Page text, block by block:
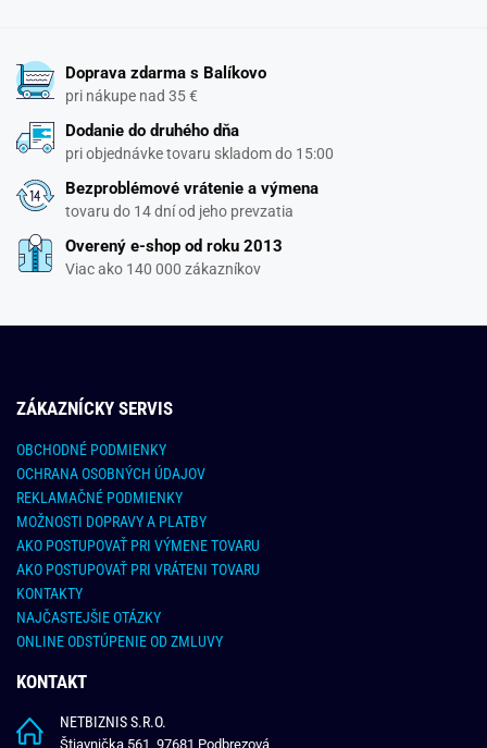
Doprava zdarma s Balíkovo
pri nákupe nad 35 €
Dodanie do druhého dňa
pri objednávke tovaru skladom do 15:00
Bezproblémové vrátenie a výmena
tovaru do 14 dní od jeho prevzatia
Overený e-shop od roku 2013
Viac ako 140 000 zákazníkov
ZÁKAZNÍCKY SERVIS
OBCHODNÉ PODMIENKY
OCHRANA OSOBNÝCH ÚDAJOV
REKLAMAČNÉ PODMIENKY
MOŽNOSTI DOPRAVY A PLATBY
AKO POSTUPOVAŤ PRI VÝMENE TOVARU
AKO POSTUPOVAŤ PRI VRÁTENI TOVARU
KONTAKTY
NAJČASTEJŠIE OTÁZKY
ONLINE ODSTÚPENIE OD ZMLUVY
KONTAKT
NETBIZNIS S.R.O.
Štiavnička 561, 97681 Podbrezová